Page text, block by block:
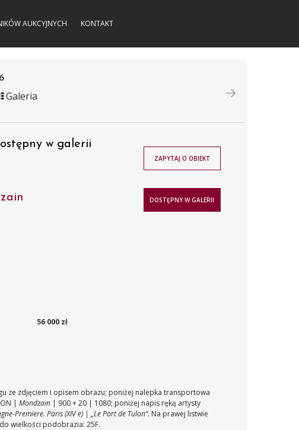
AUKCYJNYCH KONTAKT
Galeria
w galerii
56 000 zł
ZAPYTAJ O OBIEKT
DOSTĘPNY W GALERII
ze zdjęciem i opisem obrazu; poniżej nalepka transportowa
|Mondzain | 900 + 20 | 1080; poniżej napis ręką artysty
Premiere. Paris (XIV e) | „Le Port de Tulon“. Na prawej listwie
wielkości podobrazia: 25F.